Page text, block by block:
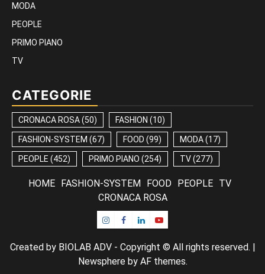
MODA
PEOPLE
PRIMO PIANO
TV
CATEGORIE
CRONACA ROSA(50) FASHION (10)
FASHION-SYSTEM (67) FOOD (99) MODA(17)
PEOPLE (452) PRIMO PIANO (254) TV(277)
HOME FASHION-SYSTEM FOOD PEOPLE
TV
CRONACA ROSA
Instagram
Facebook
LinkedinYoutube
Created by BIOLAB ADV - Copyright © All rights reserved. |
Newsphereby AF themes.